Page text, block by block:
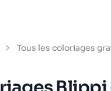
Tous les coloriages